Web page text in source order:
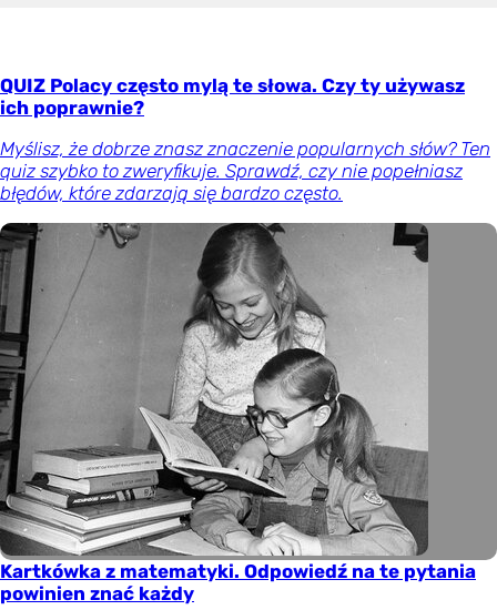
QUIZ Polacy często mylą te słowa. Czy ty używasz
ich poprawnie?
Myślisz, że dobrze znasz znaczenie popularnych słów? Ten
quiz szybko to zweryfikuje. Sprawdź, czy nie popełniasz
błędów, które zdarzają się bardzo często.
Kartkówka z matematyki. Odpowiedź na te pytania
powinien znać każdy